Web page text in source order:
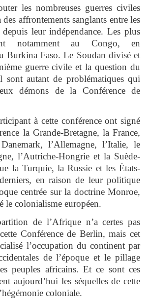
les nombreuses guerres civiles
affrontements sanglants entre les
depuis leur indépendance. Les plus
notamment au Congo, en
Burkina Faso. Le Soudan divisé et
guerre civile et la question du
sont autant de problématiques qui
démons de la Conférence de
à cette conférence ont signé
la Grande-Bretagne, la France,
l’Allemagne, l’Italie, le
l’Autriche-Hongrie et la Suède-
la Turquie, la Russie et les États-
en raison de leur politique
centrée sur la doctrine Monroe,
le colonialisme européen.
de l’Afrique n’a certes pas
Conférence de Berlin, mais cet
l’occupation du continent par
de l’époque et le pillage
peuples africains. Et ce sont ces
aujourd’hui les séquelles de cette
coloniale.